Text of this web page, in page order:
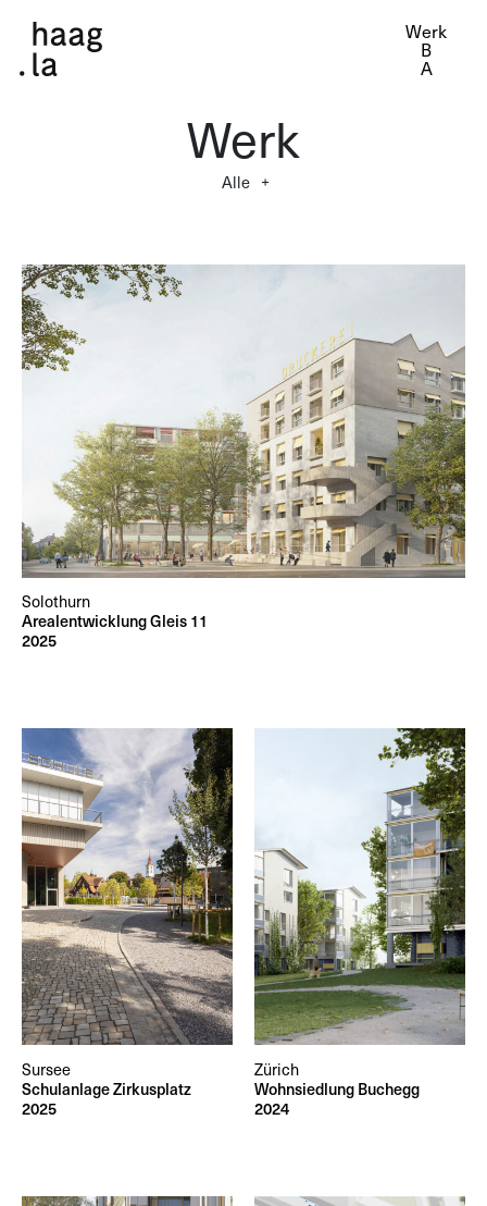
Werk
Werk
Alle
Solothurn
Arealentwicklung Gleis 11
2025
Sursee
Schulanlage Zirkusplatz
2025
Zürich
Wohnsiedlung Buchegg
2024